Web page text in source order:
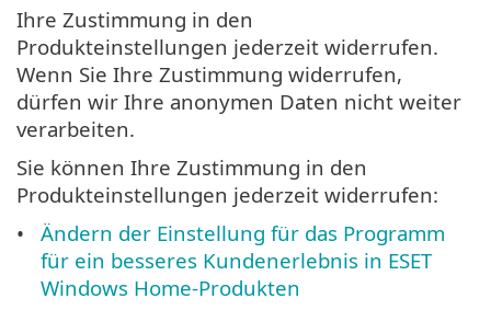
Ihre Zustimmung in den
Produkteinstellungen jederzeit widerrufen.
Wenn Sie Ihre Zustimmung widerrufen,
dürfen wir Ihre anonymen Daten nicht weiter
verarbeiten.
Sie können Ihre Zustimmung in den
Produkteinstellungen jederzeit widerrufen:
Ändern der Einstellung für das Programm
für ein besseres Kundenerlebnis in ESET
Windows Home-Produkten